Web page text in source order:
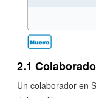
2.1
Un colaborador en